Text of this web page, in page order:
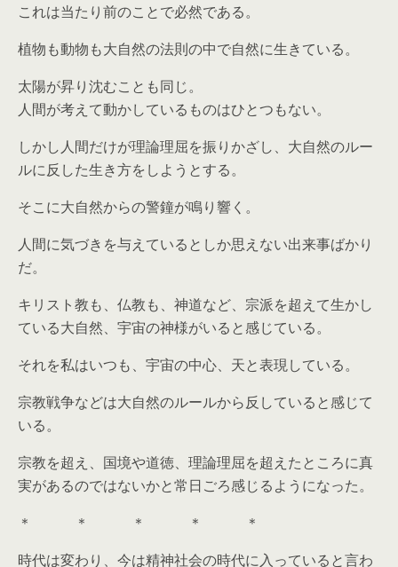
これは当たり前のことで必然である。
植物も動物も大自然の法則の中で自然に生きている。
太陽が昇り沈むことも同じ。
人間が考えて動かしているものはひとつもない。
しかし人間だけが理論理屈を振りかざし、大自然のルー
ルに反した生き方をしようとする。
そこに大自然からの警鐘が鳴り響く。
人間に気づきを与えているとしか思えない出来事ばかり
だ。
キリスト教も、仏教も、神道など、宗派を超えて生かし
ている大自然、宇宙の神様がいると感じている。
それを私はいつも、宇宙の中心、天と表現している。
宗教戦争などは大自然のルールから反していると感じて
いる。
宗教を超え、国境や道徳、理論理屈を超えたところに真
実があるのではないかと常日ごろ感じるようになった。
＊ ＊ ＊ ＊ ＊
時代は変わり、今は精神社会の時代に入っていると言わ